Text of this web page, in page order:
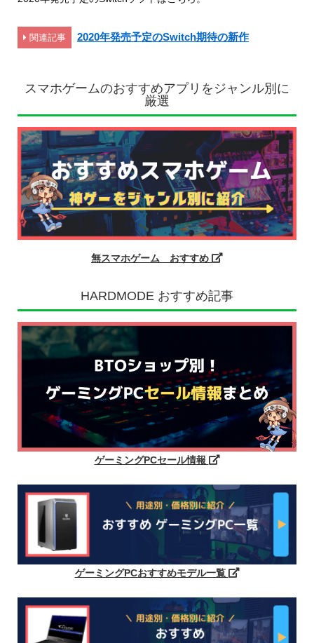
関連記事 2020年発売予定のSwitch期待の新作
スマホゲームのおすすめアプリをジャンル別に
厳選
無スマホゲーム おすすめ
HARDMODE おすすめ記事
ゲーミングPCセール情報
ゲーミングPCおすすめモデル一覧